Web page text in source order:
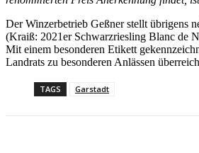
Der Winzerbetrieb Geßner stellt übrigens
(Kraiß: 2021er Schwarzriesling Blanc de
Mit einem besonderen Etikett
Landrats zu besonderen Anlässen
TAGS Garstadt